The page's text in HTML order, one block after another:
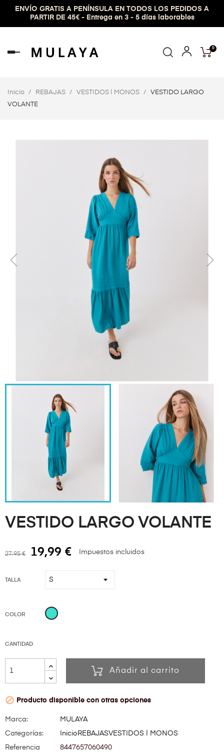
ENVÍO GRATIS A PENÍNSULA EN TODOS LOS PEDIDOS A
PARTIR DE 45€ - Entrega en 3 - 5 días laborables
Navegación
0
Inicio REBAJAS VESTIDOS | MONOS
VESTIDO LARGO
VOLANTE
VESTIDO LARGO VOLANTE
27,95 € 19,99 € Impuestos incluidos
TALLA
COLOR
Azul
CANTIDAD
Añadir al carrito
 Producto disponible con otras opciones
Marca:
MULAYA
Categorías:
Inicio REBAJASVESTIDOS | MONOS
Referencia
8447657060490